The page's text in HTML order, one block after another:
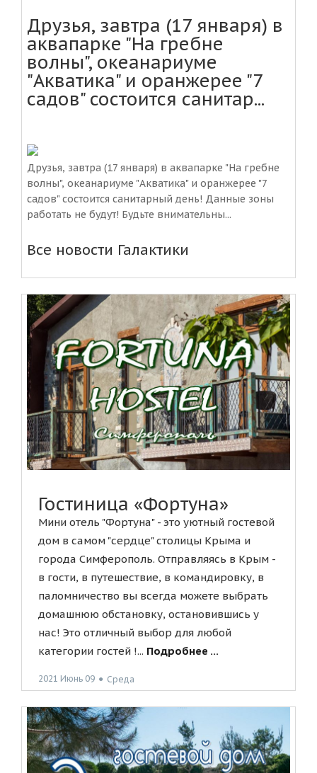
Друзья, завтра (17 января) в
аквапарке "На гребне
волны", океанариуме
"Акватика" и оранжерее "7
садов" состоится санитар...
Друзья, завтра (17 января) в аквапарке "На гребне
волны", океанариуме "Акватика" и оранжерее "7
садов" состоится санитарный день! Данные зоны
работать не будут! Будьте внимательны...
Все новости Галактики
Гостиница «Фортуна»
Мини отель "Фортуна" - это уютный гостевой
дом в самом "сердце" столицы Крыма и
города Симферополь. Отправляясь в Крым -
в гости, в путешествие, в командировку, в
паломничество вы всегда можете выбрать
домашнюю обстановку, остановившись у
нас! Это отличный выбор для любой
категории гостей !... Подробнее ...
2021 Июнь 09 ● Среда